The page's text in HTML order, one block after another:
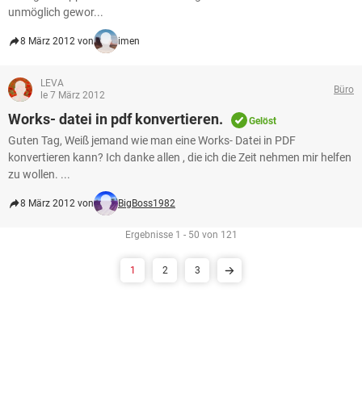
unmöglich gewor...
8 März 2012 von imen
LEVA
le 7 März 2012
Büro
Works- datei in pdf konvertieren. Gelöst
Guten Tag, Weiß jemand wie man eine Works- Datei in PDF
konvertieren kann? Ich danke allen , die ich die Zeit nehmen mir helfen
zu wollen. ...
8 März 2012 von BigBoss1982
Ergebnisse 1 - 50 von 121
1 2 3